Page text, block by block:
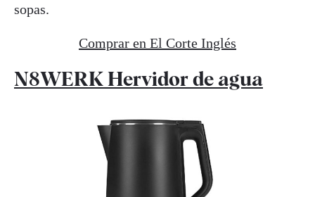
sopas.
Comprar en El Corte Inglés
N8WERK Hervidor de agua